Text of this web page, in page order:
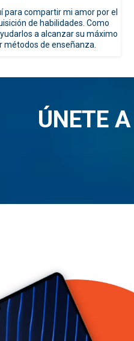
para compartir mi amor por el
de habilidades. Como
a alcanzar su máximo
métodos de enseñanza.
ÚNETE